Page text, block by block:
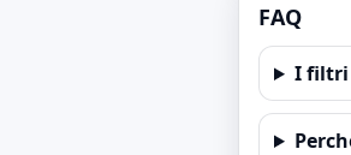
FAQ
I filtri